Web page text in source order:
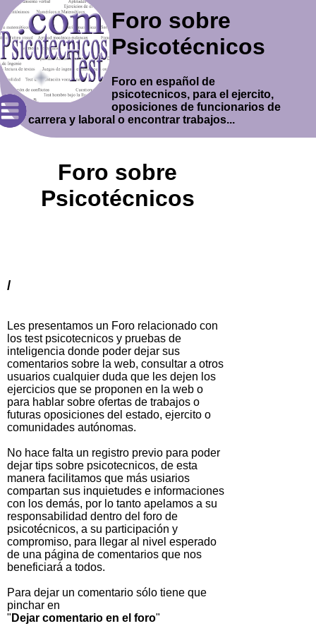
Foro sobre
Psicotécnicos
Foro en español de
psicotecnicos, para el ejercito,
oposiciones de funcionarios de
carrera y laboral o encontrar trabajos...
Foro sobre
Psicotécnicos
/
Les presentamos un Foro relacionado con
los test psicotecnicos y pruebas de
inteligencia donde poder dejar sus
comentarios sobre la web, consultar a otros
usuarios cualquier duda que les dejen los
ejercicios que se proponen en la web o
para hablar sobre ofertas de trabajos o
futuras oposiciones del estado, ejercito o
comunidades autónomas.
No hace falta un registro previo para poder
dejar tips sobre psicotecnicos, de esta
manera facilitamos que más usiarios
compartan sus inquietudes e informaciones
con los demás, por lo tanto apelamos a su
responsabilidad dentro del foro de
psicotécnicos, a su participación y
compromiso, para llegar al nivel esperado
de una página de comentarios que nos
beneficiará a todos.
Para dejar un comentario sólo tiene que
pinchar en
" Dejar comentario en el foro"